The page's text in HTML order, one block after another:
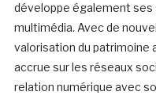
développe également
multimédia. Avec de
valorisation du patrimoine
accrue sur les réseaux
relation numérique avec